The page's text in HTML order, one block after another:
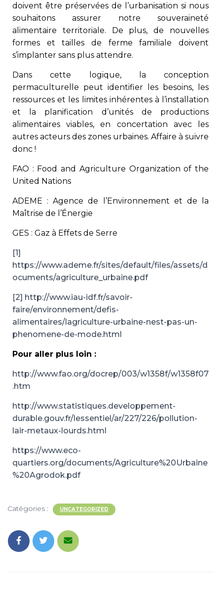
doivent être préservées de l’urbanisation si nous
souhaitons assurer notre souveraineté
alimentaire territoriale. De plus, de nouvelles
formes et tailles de ferme familiale doivent
s’implanter sans plus attendre.
Dans cette logique, la conception
permaculturelle peut identifier les besoins, les
ressources et les limites inhérentes à l’installation
et la planification d’unités de productions
alimentaires viables, en concertation avec les
autres acteurs des zones urbaines. Affaire à suivre
donc !
FAO : Food and Agriculture Organization of the
United Nations
ADEME : Agence de l’Environnement et de la
Maîtrise de l’Énergie
GES : Gaz à Effets de Serre
[1]
https://www.ademe.fr/sites/default/files/assets/d
ocuments/agriculture_urbaine.pdf
[2] http://www.iau-idf.fr/savoir-
faire/environnement/defis-
alimentaires/lagriculture-urbaine-nest-pas-un-
phenomene-de-mode.html
Pour aller plus loin :
http://www.fao.org/docrep/003/w1358f/w1358f07
.htm
http://www.statistiques.developpement-
durable.gouv.fr/lessentiel/ar/227/226/pollution-
lair-metaux-lourds.html
https://www.eco-
quartiers.org/documents/Agriculture%20Urbaine
%20Agrodok.pdf
Catégories : UNCATEGORIZED